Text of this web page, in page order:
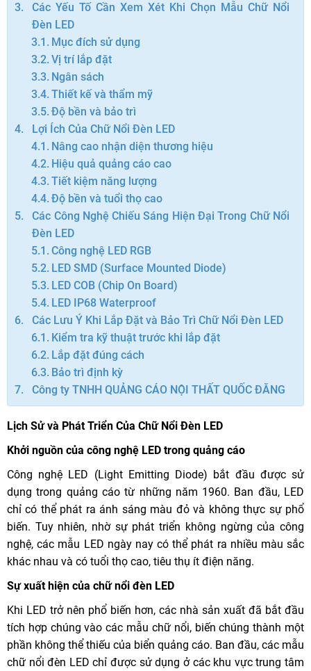
Các Yếu Tố Cần Xem Xét Khi Chọn Mẫu Chữ Nổi
Đèn LED
Mục đích sử dụng
Vị trí lắp đặt
Ngân sách
Thiết kế và thẩm mỹ
Độ bền và bảo trì
Lợi Ích Của Chữ Nổi Đèn LED
Nâng cao nhận diện thương hiệu
Hiệu quả quảng cáo cao
Tiết kiệm năng lượng
Độ bền và tuổi thọ cao
Các Công Nghệ Chiếu Sáng Hiện Đại Trong Chữ Nổi
Đèn LED
Công nghệ LED RGB
LED SMD (Surface Mounted Diode)
LED COB (Chip On Board)
LED IP68 Waterproof
Các Lưu Ý Khi Lắp Đặt và Bảo Trì Chữ Nổi Đèn LED
Kiểm tra kỹ thuật trước khi lắp đặt
Lắp đặt đúng cách
Bảo trì định kỳ
Công ty TNHH QUẢNG CÁO NỘI THẤT QUỐC ĐĂNG
Lịch Sử và Phát Triển Của Chữ Nổi Đèn LED
Khởi nguồn của công nghệ LED trong quảng cáo
Công nghệ LED (Light Emitting Diode) bắt đầu được sử
dụng trong quảng cáo từ những năm 1960. Ban đầu, LED
chỉ có thể phát ra ánh sáng màu đỏ và không thực sự phổ
biến. Tuy nhiên, nhờ sự phát triển không ngừng của công
nghệ, các mẫu LED ngày nay có thể phát ra nhiều màu sắc
khác nhau và có tuổi thọ cao, tiêu thụ ít điện năng.
Sự xuất hiện của chữ nổi đèn LED
Khi LED trở nên phổ biến hơn, các nhà sản xuất đã bắt đầu
tích hợp chúng vào các mẫu chữ nổi, biến chúng thành một
phần không thể thiếu của biển quảng cáo. Ban đầu, các mẫu
chữ nổi đèn LED chỉ được sử dụng ở các khu vực trung tâm